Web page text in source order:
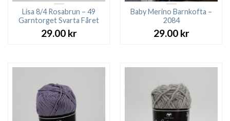
Lisa 8/4 Rosabrun – 49
Garntorget Svarta Fåret
29.00 kr
Baby Merino Barnkofta –
2084
29.00 kr